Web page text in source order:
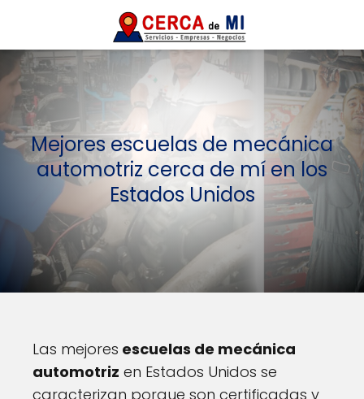
Mejores escuelas de mecánica
automotriz cerca de mí en los
Estados Unidos
Las mejores escuelas de mecánica
automotriz en Estados Unidos se
caracterizan porque son certificadas y